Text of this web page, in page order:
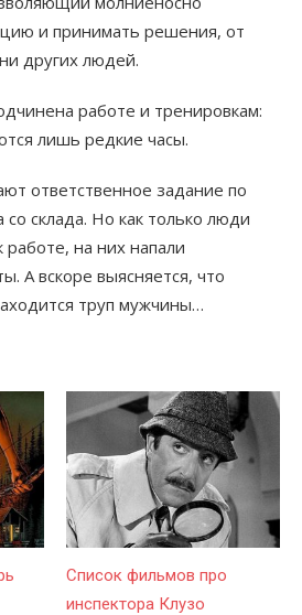
и принимать решения, от
других людей.
работе и тренировкам:
лишь редкие часы.
ответственное задание по
склада. Но как только люди
работе, на них напали
А вскоре выясняется, что
труп мужчины…
Список фильмов про
инспектора Клузо